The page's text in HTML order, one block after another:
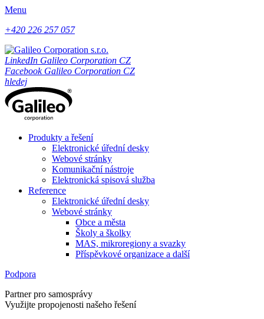
Menu
+420 226 257 057
LinkedIn Galileo Corporation CZ
Facebook Galileo Corporation CZ
hledej
Produkty a řešení
Elektronické úřední desky
Webové stránky
Komunikační nástroje
Elektronická spisová služba
Reference
Elektronické úřední desky
Webové stránky
Obce a města
Školy a školky
MAS, mikroregiony a svazky
Příspěvkové organizace a další
Podpora
Partner pro samosprávy
Využijte propojenosti našeho řešení